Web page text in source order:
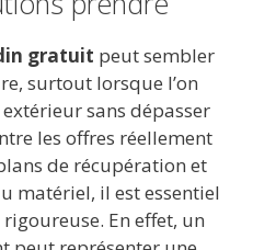
bl
r
e
dI
n
s
A
p
p
g
er
gratuit peut sembler
surtout lorsque l’on
sans dépasser
les offres réellement
de récupération et
matériel, il est essentiel
En effet, un